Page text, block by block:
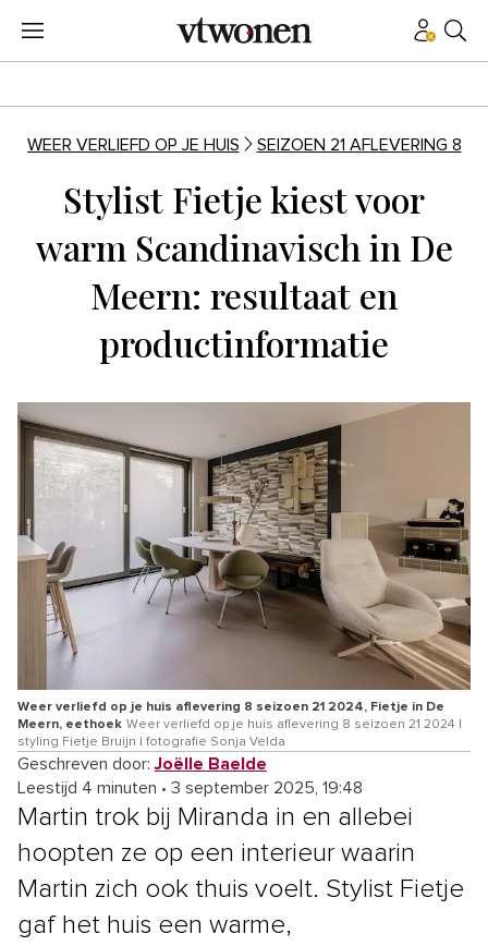
WEER VERLIEFD OP JE HUIS SEIZOEN 21 AFLEVERING 8
Stylist Fietje kiest voor
warm Scandinavisch in De
Meern: resultaat en
productinformatie
Weer verliefd op je huis aflevering 8 seizoen 21 2024, Fietje in De
Meern, eethoek Weer verliefd op je huis aflevering 8 seizoen 21 2024 |
styling Fietje Bruijn | fotografie Sonja Velda
Geschreven door:Joëlle Baelde
Leestijd 4 minuten • 3 september 2025, 19:48
Martin trok bij Miranda in en allebei
hoopten ze op een interieur waarin
Martin zich ook thuis voelt. Stylist Fietje
gaf het huis een warme,